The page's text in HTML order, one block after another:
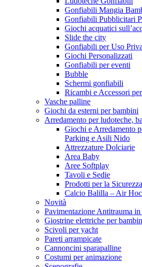
Gonfiabili Mangia
Gonfiabili Pubblicitari
Giochi acquatici
Slide the city
Gonfiabili per Uso
Giochi Personalizzati
Gonfiabili per eventi
Bubble
Schermi gonfiabili
Ricambi e Accessori
Vasche palline
Giochi da esterni per bambini
Arredamento per ludoteche,
Giochi e Arredamento
Parking e Asili Nido
Attrezzature Dolciarie
Area Baby
Aree Softplay
Tavoli e Sedie
Prodotti per la Sicurezza
Calcio Balilla – Air
Novità
Pavimentazione Antitrauma in
Giostrine elettriche per
Scivoli per yacht
Pareti arrampicate
Cannoncini sparapalline
Costumi per animazione